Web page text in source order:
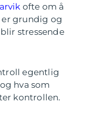
ofte om å
er grundig og
stressende
egentlig
hva som
kontrollen.